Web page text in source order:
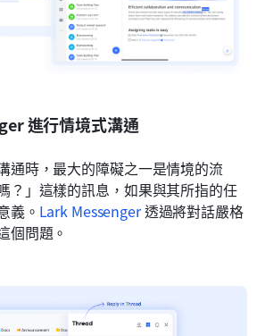
進行情境式溝通
通時，最大的障礙之一是情境的流
？」這樣的訊息，如果與其所指的任
義。 Lark Messenger 透過將對話嚴格
個問題。